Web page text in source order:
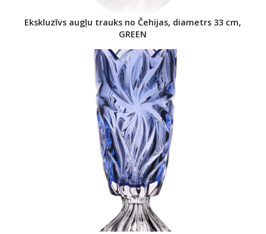
Ekskluzīvs augļu trauks no Čehijas, diametrs 33 cm,
GREEN